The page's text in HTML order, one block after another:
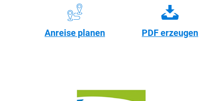
Anreise planen PDF erzeugen